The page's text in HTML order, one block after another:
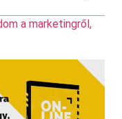
a marketingről,